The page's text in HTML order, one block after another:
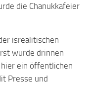
die Chanukkafeier
isrealitischen
wurde drinnen
ein öffentlichen
Presse und